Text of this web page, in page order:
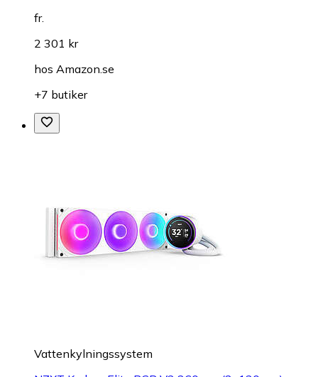
fr.
2 301 kr
hos Amazon.se
+7 butiker
Vattenkylningssystem